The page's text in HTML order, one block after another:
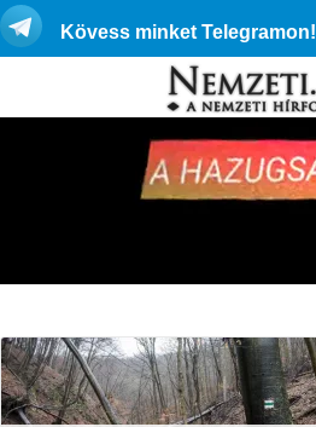
Kövess minket Telegramon!